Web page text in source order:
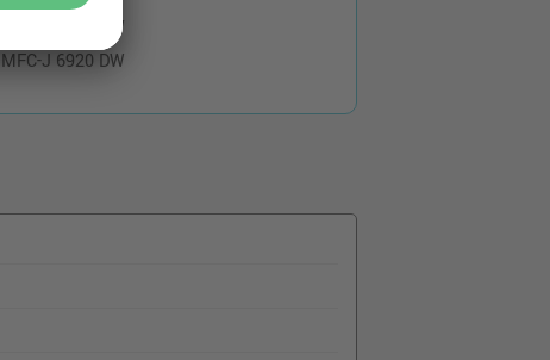
MFC-J 6720 DW
MFC-J 6920 DW